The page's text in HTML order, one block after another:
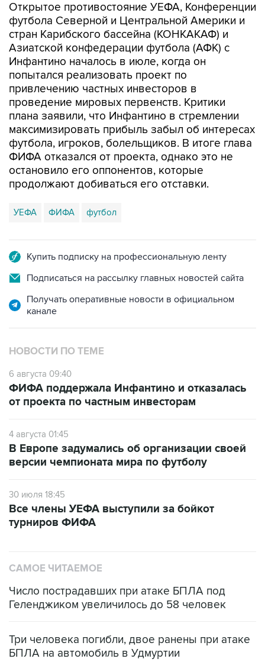
Открытое противостояние УЕФА, Конференции
футбола Северной и Центральной Америки и
стран Карибского бассейна (КОНКАКАФ) и
Азиатской конфедерации футбола (АФК) с
Инфантино началось в июле, когда он
попытался реализовать проект по
привлечению частных инвесторов в
проведение мировых первенств. Критики
плана заявили, что Инфантино в стремлении
максимизировать прибыль забыл об интересах
футбола, игроков, болельщиков. В итоге глава
ФИФА отказался от проекта, однако это не
остановило его оппонентов, которые
продолжают добиваться его отставки.
УЕФА ФИФА футбол
Купить подписку на профессиональную ленту
Подписаться на рассылку главных новостей сайта
Получать оперативные новости в официальном
канале
НОВОСТИ ПО ТЕМЕ
6 августа 09:40
ФИФА поддержала Инфантино и отказалась
от проекта по частным инвесторам
4 августа 01:45
В Европе задумались об организации своей
версии чемпионата мира по футболу
30 июля 18:45
Все члены УЕФА выступили за бойкот
турниров ФИФА
САМОЕ ЧИТАЕМОЕ
Число пострадавших при атаке БПЛА под
Геленджиком увеличилось до 58 человек
Три человека погибли, двое ранены при атаке
БПЛА на автомобиль в Удмуртии